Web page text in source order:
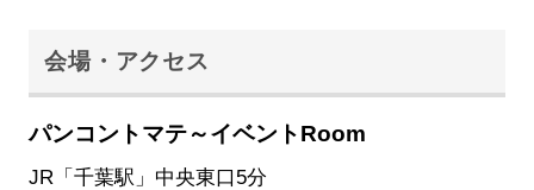
会場・アクセス
パンコントマテ～イベントRoom
JR「千葉駅」中央東口5分